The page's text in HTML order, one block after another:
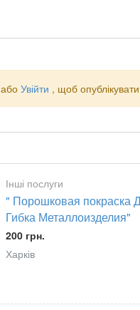
або Увійти , щоб
Інші послуги
" Порошковая покраска
Гибка Металлоизделия"
200 грн.
Харків